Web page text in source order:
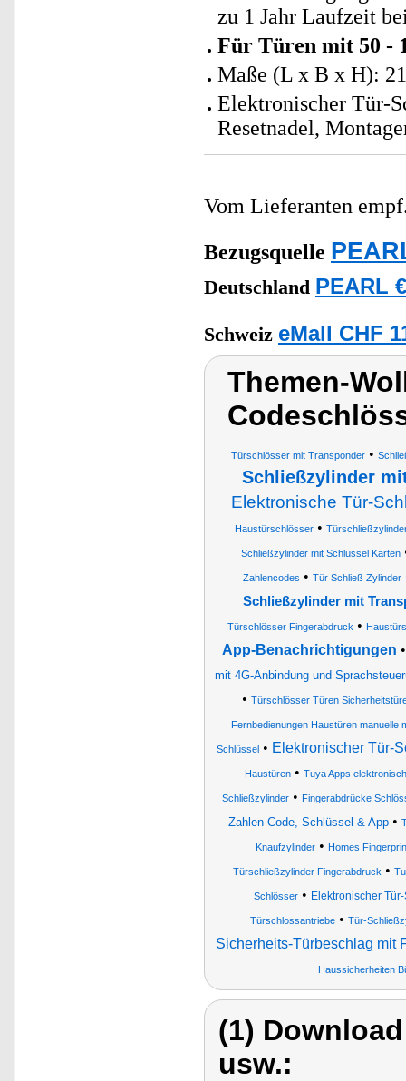
zu 1 Jahr Laufzeit
Für Türen mit 50 -
Maße (L x B x H):
Elektronischer Tür-
Resetnadel,
Vom Lieferanten
Bezugsquelle
Deutschland PEARL
Schweiz eMall CHF
Themen-
Türschlösser mit Transponder•
Schließzylinder
Elektronische Tür-
Haustürschlösser•
Schließzylinder mit Schlüssel Karten
Zahlencodes • Tür Schließ Zylinder
Schließzylinder mit
Türschlösser Fingerabdruck •
App-Benachrichtigungen
mit 4G-Anbindung und
• Türschlösser Türen
Fernbedienungen Haustüren manuelle
Schlüssel • Elektronischer Tür-
Haustüren• Tuya Apps
Schließzylinder • Fingerabdrücke
Zahlen-Code, Schlüssel & App •
Knaufzylinder• Homes
Türschließzylinder Fingerabdruck •
Schlösser• Elektronischer
Türschlossantriebe • Tür-
Sicherheits-Türbeschlag mit
Haussicherheiten
(1)
usw.: